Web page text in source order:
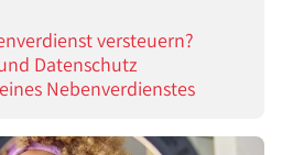
versteuern?
Datenschutz
Nebenverdienstes